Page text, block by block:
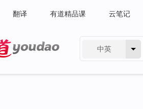
翻译 有道精品课 云笔记
中英